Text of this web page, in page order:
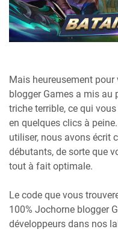
Mais heureusement
blogger Games a mis au
triche terrible, ce qui
en quelques clics à
utiliser, nous avons écrit
débutants, de sorte que
tout à fait optimale.
Le code que vous
100% Jochorne blogger
développeurs dans nos